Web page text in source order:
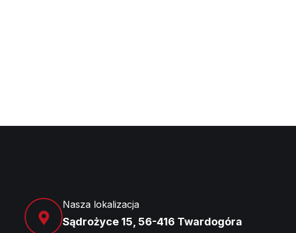
Nasza lokalizacja
Sądrożyce 15, 56-416 Twardogóra